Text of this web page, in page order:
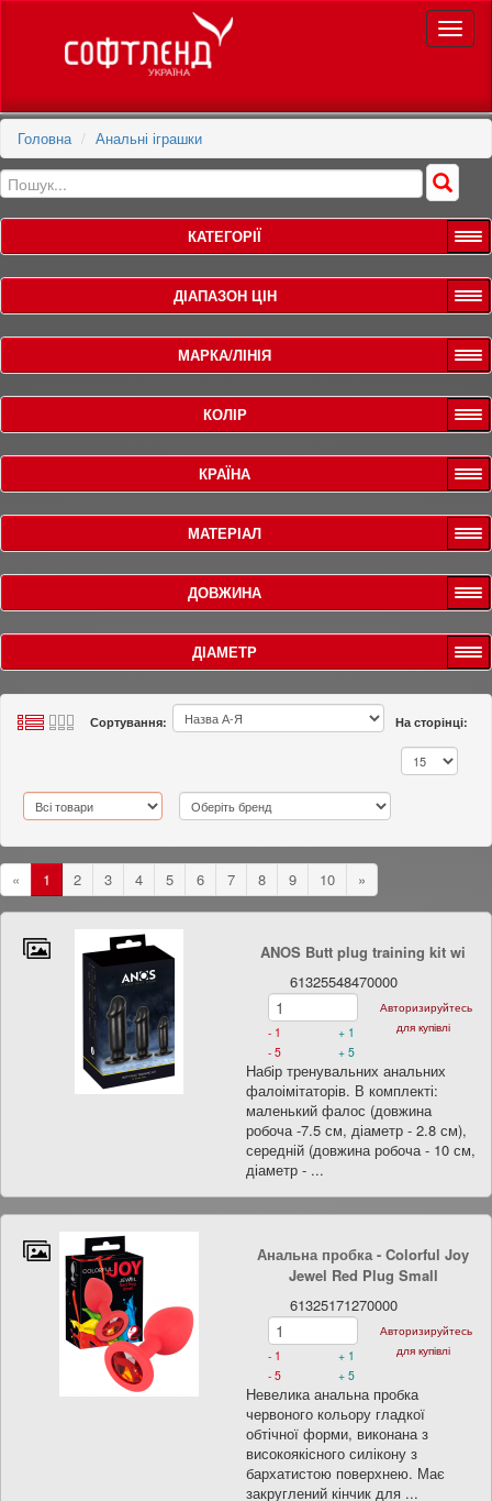
Toggle
Головна Анальні іграшки
КАТЕГОРІЇ
ДІАПАЗОН ЦІН
МАРКА/ЛІНІЯ
КОЛІР
КРАЇНА
МАТЕРІАЛ
ДОВЖИНА
ДІАМЕТР
Сортування: На сторінці:
« 1 2 3 4 5 6 7 8 9 10 »
ANOS Butt plug training kit wi
61325548470000
+ 1
- 1
- 5
+ 5
Авторизируйтесь
для купівлі
Набір тренувальних анальних
фалоімітаторів. В комплекті:
маленький фалос (довжина
робоча -7.5 см, діаметр - 2.8 см),
середній (довжина робоча - 10 см,
діаметр - ...
Анальна пробка - Colorful Joy
Jewel Red Plug Small
61325171270000
+ 1
- 1
- 5
+ 5
Авторизируйтесь
для купівлі
Невелика анальна пробка
червоного кольору гладкої
обтічної форми, виконана з
високоякісного силікону з
бархатистою поверхнею. Має
закруглений кінчик для ...